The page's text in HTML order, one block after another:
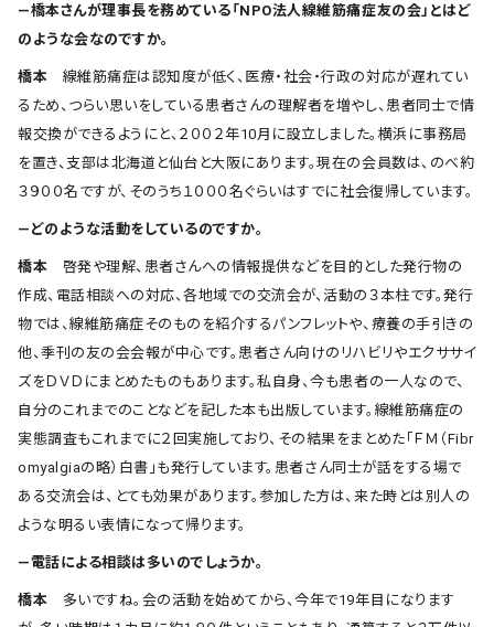
―橋本さんが理事長を務めている「NPO法人線維筋痛症友の会」とはど
のような会なのですか。
橋本 線維筋痛症は認知度が低く、医療・社会・行政の対応が遅れてい
るため、つらい思いをしている患者さんの理解者を増やし、患者同士で情
報交換ができるようにと、２００２年10月に設立しました。横浜に事務局
を置き、支部は北海道と仙台と大阪にあります。現在の会員数は、のべ約
３９００名ですが、そのうち１０００名ぐらいはすでに社会復帰しています。
―どのような活動をしているのですか。
橋本 啓発や理解、患者さんへの情報提供などを目的とした発行物の
作成、電話相談への対応、各地域での交流会が、活動の３本柱です。発行
物では、線維筋痛症そのものを紹介するパンフレットや、療養の手引きの
他、季刊の友の会会報が中心です。患者さん向けのリハビリやエクササイ
ズをＤＶＤにまとめたものもあります。私自身、今も患者の一人なので、
自分のこれまでのことなどを記した本も出版しています。線維筋痛症の
実態調査もこれまでに２回実施しており、その結果をまとめた「ＦＭ（Fibr
omyalgiaの略）白書」も発行しています。患者さん同士が話をする場で
ある交流会は、とても効果があります。参加した方は、来た時とは別人の
ような明るい表情になって帰ります。
―電話による相談は多いのでしょうか。
橋本 多いですね。会の活動を始めてから、今年で19年目になります